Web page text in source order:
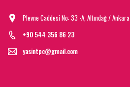
Plevne Caddesi No: 33 -A, Altındağ / Ankara
+90 544 356 86 23
yasintpc@gmail.com